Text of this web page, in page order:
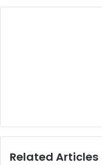
Related Articles